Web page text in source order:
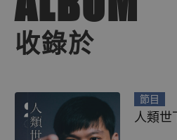
收錄於
節目